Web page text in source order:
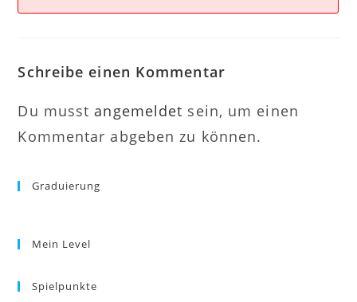
Schreibe einen Kommentar
Du musst angemeldet sein, um einen
Kommentar abgeben zu können.
Graduierung
Mein Level
Spielpunkte